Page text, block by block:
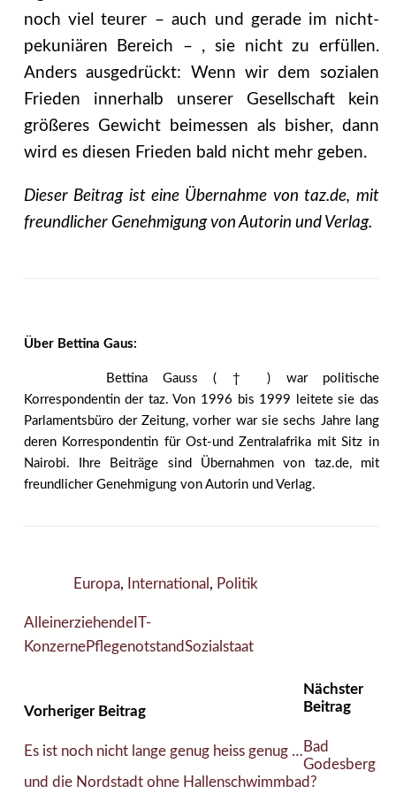
noch viel teurer – auch und gerade im nicht-
pekuniären Bereich – , sie nicht zu erfüllen.
Anders ausgedrückt: Wenn wir dem sozialen
Frieden innerhalb unserer Gesellschaft kein
größeres Gewicht beimessen als bisher, dann
wird es diesen Frieden bald nicht mehr geben.
Dieser Beitrag ist eine Übernahme von taz.de, mit
freundlicher Genehmigung von Autorin und Verlag.
Über Bettina Gaus:
Bettina Gauss ( † ) war politische
Korrespondentin der taz. Von 1996 bis 1999 leitete sie das
Parlamentsbüro der Zeitung, vorher war sie sechs Jahre lang
deren Korrespondentin für Ost-und Zentralafrika mit Sitz in
Nairobi. Ihre Beiträge sind Übernahmen von taz.de, mit
freundlicher Genehmigung von Autorin und Verlag.
Europa, International , Politik
AlleinerziehendeIT-
KonzernePflegenotstandSozialstaat
Vorheriger Beitrag
Es ist noch nicht lange genug heiss genug …
Nächster
Beitrag
Bad
Godesberg
und die Nordstadt ohne Hallenschwimmbad?